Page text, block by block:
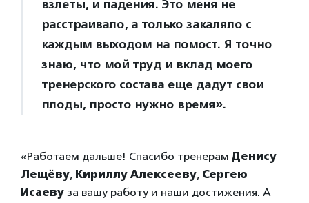
взлеты, и падения. Это меня не
расстраивало, а только закаляло с
каждым выходом на помост. Я точно
знаю, что мой труд и вклад моего
тренерского состава еще дадут свои
плоды, просто нужно время».
«Работаем дальше! Спасибо тренерам Денису
Лещёву, Кириллу Алексееву, Сергею
Исаеву за вашу работу и наши достижения. А